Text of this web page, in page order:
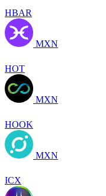
HBAR
MXN
HOT
MXN
HOOK
MXN
ICX